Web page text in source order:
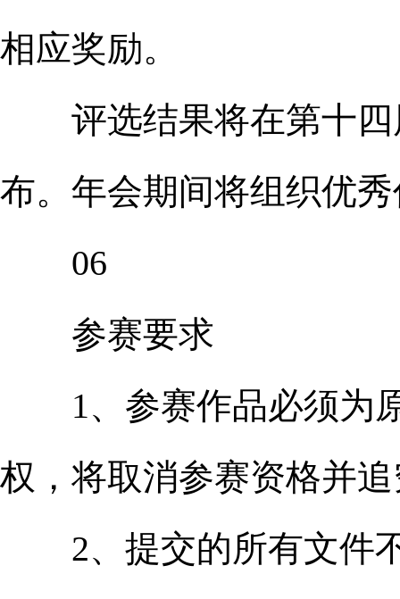
相应奖励。
评选结果将在第十四
布。年会期间将组织优
06
参赛要求
1、参赛作品必须为原
权，将取消参赛资格并
2、提交的所有文件不